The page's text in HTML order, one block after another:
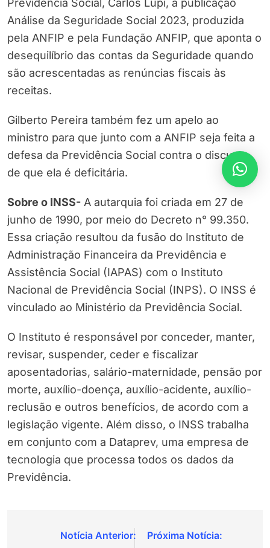
Previdência Social, Carlos Lupi, a publicação
Análise da Seguridade Social 2023, produzida
pela ANFIP e pela Fundação ANFIP, que aponta o
desequilíbrio das contas da Seguridade quando
são acrescentadas as renúncias fiscais às
receitas.
Gilberto Pereira também fez um apelo ao
ministro para que junto com a ANFIP seja feita a
defesa da Previdência Social contra o discurso
de que ela é deficitária.
Sobre o INSS- A autarquia foi criada em 27 de
junho de 1990, por meio do Decreto n° 99.350.
Essa criação resultou da fusão do Instituto de
Administração Financeira da Previdência e
Assistência Social (IAPAS) com o Instituto
Nacional de Previdência Social (INPS). O INSS é
vinculado ao Ministério da Previdência Social.
O Instituto é responsável por conceder, manter,
revisar, suspender, ceder e fiscalizar
aposentadorias, salário-maternidade, pensão por
morte, auxílio-doença, auxílio-acidente, auxílio-
reclusão e outros benefícios, de acordo com a
legislação vigente. Além disso, o INSS trabalha
em conjunto com a Dataprev, uma empresa de
tecnologia que processa todos os dados da
Previdência.
Navegação